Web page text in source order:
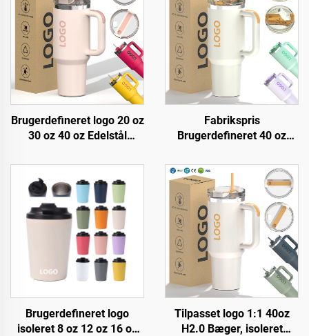
Brugerdefineret logo 20 oz
30 oz 40 oz Edelstål
Metal Rejsekop 20oz 30oz
40oz Tumbler med
Håndtag
Fabrikspris
Brugerdefineret 40 oz
Genbrugelig, Edelstål,
Dobbelt Væg, Rejseflaske
med Håndtag og Stråloft
Brugerdefineret logo
isoleret 8 oz 12 oz 16 oz
Tilpasset logo 1:1 40oz
H2.0 Bæger, isoleret